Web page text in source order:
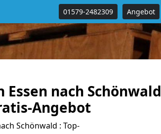
01579-2482309 Angebot
Essen nach Schönwald
Angebot
Schönwald : Top-